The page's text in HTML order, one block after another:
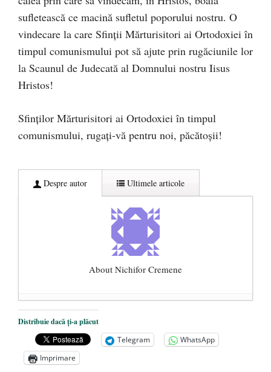
sufletească ce macină sufletul poporului nostru. O
vindecare la care Sfinții Mărturisitori ai Ortodoxiei în
timpul comunismului pot să ajute prin rugăciunile lor
la Scaunul de Judecată al Domnului nostru Iisus
Hristos!
Sfinților Mărturisitori ai Ortodoxiei în timpul
comunismului, rugați-vă pentru noi, păcătoșii!
Despre autor Ultimele articole
About Nichifor Cremene
„Quo Vadis” Biserica Ortodoxă Română?
29 octombrie 2018
Vor fi sau nu canonizați Sfinții
Închisorilor?
Distribuie dacă ți-a plăcut
Telegram
WhatsApp
Imprimare